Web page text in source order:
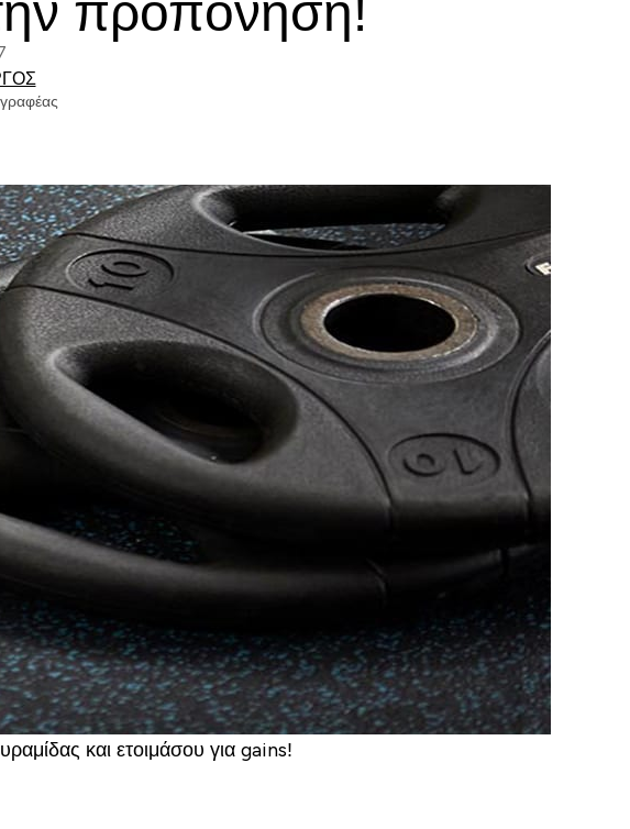
προπόνηση!
και ετοιμάσου για gains!